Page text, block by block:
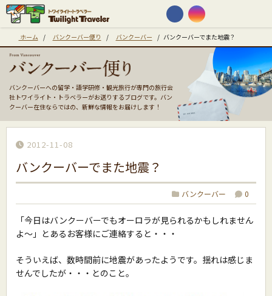
ホーム / バンクーバー便り / バンクーバー / バンクーバーでまた地震？
バンクーバーへの留学・語学研修・観光旅行が専門の旅行会
社トワイライト・トラベラーがお送りするブログです。バン
クーバー在住ならではの、新鮮な情報をお届けします！
2012-11-08
バンクーバーでまた地震？
バンクーバー 0
「今日はバンクーバーでもオーロラが見られるかもしれません
よ〜」とあるお客様にご連絡すると・・・
そういえば、数時間前に地震があったようです。揺れは感じま
せんでしたが・・・とのこと。